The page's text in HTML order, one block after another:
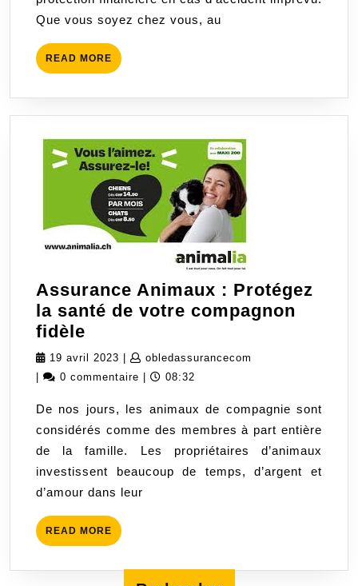
Que vous soyez chez vous, au
READ MORE READ
MORE
Assurance Animaux : Protégez
la santé de votre compagnon
fidèle
Animaux
:
la
santé
de
votre
compagnon
fidèle
19 avril 2023 19
avril
obledassurancecom
0 commentaire 08:32
De nos jours, les animaux de compagnie sont
considérés comme des membres à part entière
de la famille. Les propriétaires d’animaux
investissent beaucoup de temps, d’argent et
d’amour dans leur
READ MORE READ
MORE